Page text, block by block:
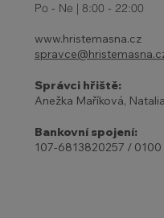
Po - Ne | 8:00 - 22:00
www.hristemasna.cz
Správci hřiště:
Anežka Maříková,
Bankovní spojení:
107-6813820257 / 0100